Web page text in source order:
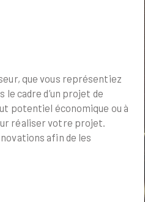
que vous représentiez
cadre d’un projet de
potentiel économique ou à
réaliser votre projet.
afin de les